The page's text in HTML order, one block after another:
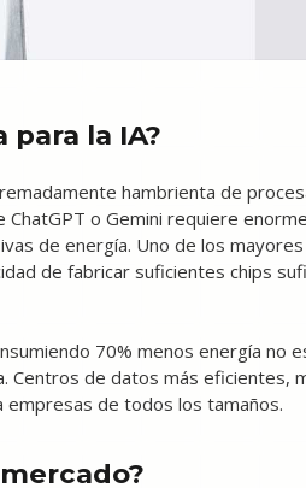
la IA?
hambrienta de
o Gemini requiere
de energía. Uno de los
de fabricar suficientes chips
70% menos energía
Centros de datos más eficientes,
empresas de todos los tamaños.